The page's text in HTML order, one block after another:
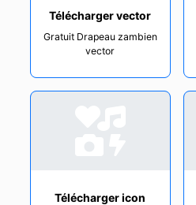
Télécharger vector
Gratuit Drapeau zambien
vector
Télécharger icon